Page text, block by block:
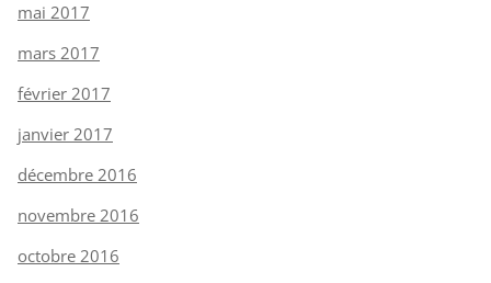
mai 2017
mars 2017
février 2017
janvier 2017
décembre 2016
novembre 2016
octobre 2016